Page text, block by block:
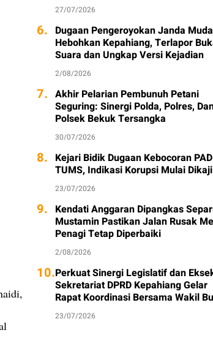
27/07/2026
6. Dugaan Pengeroyokan Janda Muda
Hebohkan Kepahiang, Terlapor
Suara dan Ungkap Versi Kejadian
2/08/2026
7. Akhir Pelarian Pembunuh Petani
Seguring: Sinergi Polda, Polres,
Polsek Bekuk Tersangka
30/07/2026
8. Kejari Bidik Dugaan Kebocoran
TUMS, Indikasi Korupsi Mulai Dikaji
23/07/2026
9. Kendati Anggaran Dipangkas
Mustamin Pastikan Jalan Rusak
Penagi Tetap Diperbaiki
2/08/2026
10.Perkuat Sinergi Legislatif dan
Sekretariat DPRD Kepahiang Gelar
Rapat Koordinasi Bersama Wakil
23/07/2026